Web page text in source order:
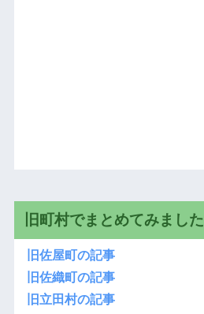
旧町村でまとめてみました
旧佐屋町の記事
旧佐織町の記事
旧立田村の記事